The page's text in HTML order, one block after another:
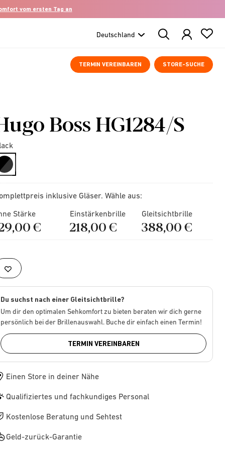
vom ersten Tag an
Search
Products
TERMIN VEREINBAREN STORE-SUCHE
Boss HG1284/S
selected
inklusive Gläser. Wähle aus:
Stärke
€
Einstärkenbrille
218,00 €
Gleitsichtbrille
388,00 €
Du suchst nach einer Gleitsichtbrille?
Um dir den optimalen Sehkomfort zu bieten beraten wir dich gerne
persönlich bei der Brillenauswahl. Buche dir einfach einen Termin!
TERMIN VEREINBAREN
Einen Store in deiner Nähe
Qualifiziertes und fachkundiges Personal
Kostenlose Beratung und Sehtest
Geld-zurück-Garantie